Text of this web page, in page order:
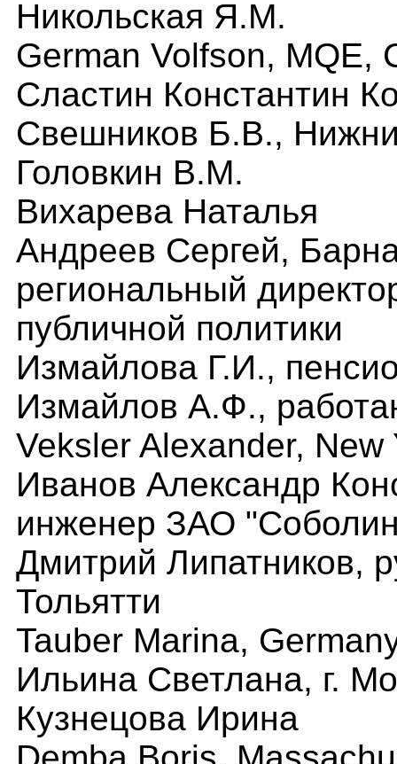
Никольская Я.М.
German Volfson, MQE,
Сластин Константин
Свешников Б.В.,
Головкин В.М.
Вихарева Наталья
Андреев Сергей,
региональный
публичной политики
Измайлова Г.И.,
Измайлов А.Ф.,
Veksler Alexander, New
Иванов Александр
инженер ЗАО
Дмитрий Липатников,
Тольятти
Tauber Marina,
Ильина Светлана, г.
Кузнецова Ирина